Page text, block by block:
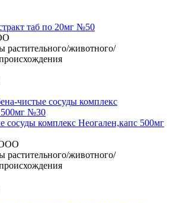
таб по 20мг №50
растительного/животного/
сосуды комплекс Неогален,капс 500мг
ООО
растительного/животного/